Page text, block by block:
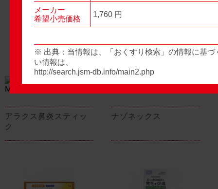
アラクス鼻炎スティッ
ク
ナゾネックス
メーカー
希望小売価格
1,760 円
※ 出典：当情報は、「おくすり検索」の情報に基づ
い情報は、
http://search.jsm-db.info/main2.php